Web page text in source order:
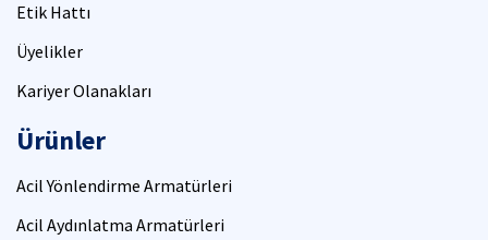
Etik Hattı
Üyelikler
Kariyer Olanakları
Ürünler
Acil Yönlendirme Armatürleri
Acil Aydınlatma Armatürleri